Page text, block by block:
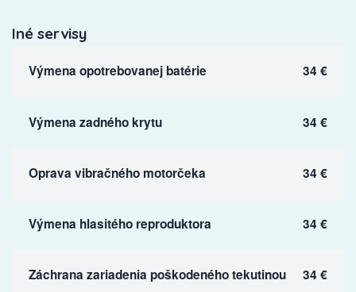
Iné servisy
Výmena opotrebovanej batérie 34 €
Výmena zadného krytu 34 €
Oprava vibračného motorčeka 34 €
Výmena hlasitého reproduktora 34 €
Záchrana zariadenia poškodeného tekutinou 34 €